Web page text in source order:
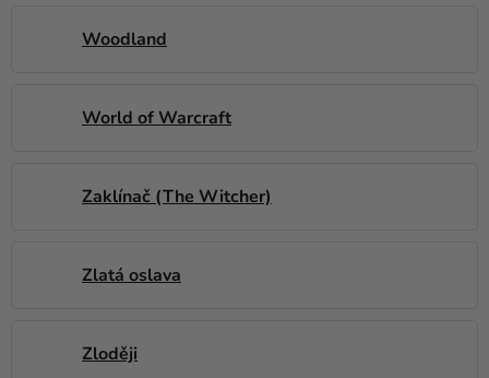
Woodland
World of Warcraft
Zaklínač (The Witcher)
Zlatá oslava
Zloději